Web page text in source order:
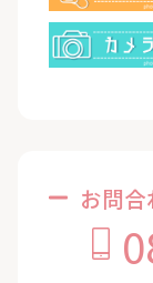
お問合